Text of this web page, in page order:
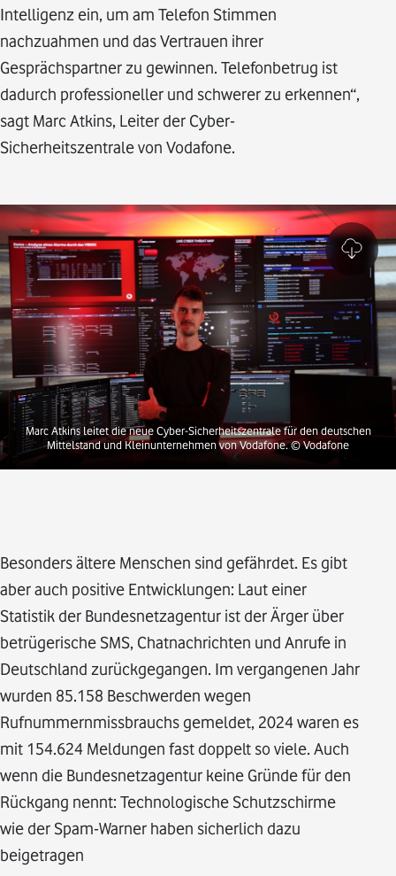
Intelligenz ein, um am Telefon Stimmen
nachzuahmen und das Vertrauen ihrer
Gesprächspartner zu gewinnen. Telefonbetrug ist
dadurch professioneller und schwerer zu erkennen“,
sagt Marc Atkins, Leiter der Cyber-
Sicherheitszentrale von Vodafone.
Marc Atkins leitet die neue Cyber-Sicherheitszentrale für den deutschen
Mittelstand und Kleinunternehmen von Vodafone.© Vodafone
Besonders ältere Menschen sind gefährdet. Es gibt
aber auch positive Entwicklungen: Laut einer
Statistik der Bundesnetzagentur ist der Ärger über
betrügerische SMS, Chatnachrichten und Anrufe in
Deutschland zurückgegangen. Im vergangenen Jahr
wurden 85.158 Beschwerden wegen
Rufnummernmissbrauchs gemeldet, 2024 waren es
mit 154.624 Meldungen fast doppelt so viele. Auch
wenn die Bundesnetzagentur keine Gründe für den
Rückgang nennt: Technologische Schutzschirme
wie der Spam-Warner haben sicherlich dazu
beigetragen